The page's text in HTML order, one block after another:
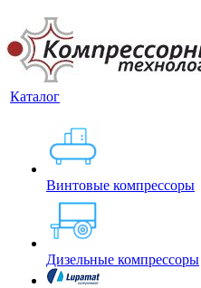
Каталог
Винтовые компрессоры
Дизельные компрессоры